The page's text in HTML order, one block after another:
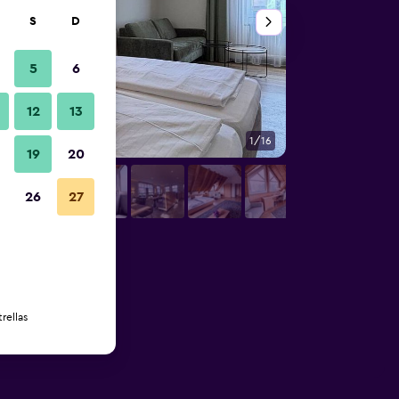
1/16
S D
5 6
12 13
19 20
26 27